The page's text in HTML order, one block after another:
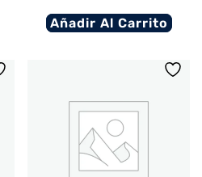
Añadir Al Carrito